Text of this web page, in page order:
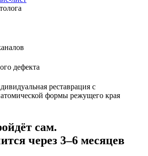
дефекта
реставрация с
формы режущего края
сам.
через 3–6 месяцев